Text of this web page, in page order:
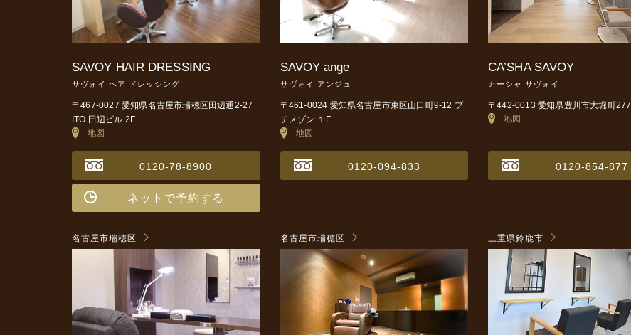
SAVOY HAIR DRESSING
サヴォイ ヘア ドレッシング
〒467-0027 愛知県名古屋市瑞穂区田辺通2-27
ITO 田辺ビル 2F
地図
0120-78-8900
ネットで予約する
SAVOY ange
サヴォイ アンジュ
〒461-0024 愛知県名古屋市東区山口町9-12 プ
チメゾン １F
地図
0120-094-833
CA’SHA SAVOY
カーシャ サヴォイ
〒442-0013 愛知県豊川市大堀町277
地図
0120-854-877
名古屋市瑞穂区 名古屋市瑞穂区 三重県鈴鹿市